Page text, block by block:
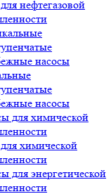
нефтегазовой
насосы
химической